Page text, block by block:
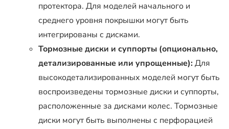
протектора. Для моделей начального и
среднего уровня покрышки могут быть
интегрированы с дисками.
Тормозные диски и суппорты (опционально,
детализированные или упрощенные):Для
высокодетализированных моделей могут быть
воспроизведены тормозные диски и суппорты,
расположенные за дисками колес. Тормозные
диски могут быть выполнены с перфорацией